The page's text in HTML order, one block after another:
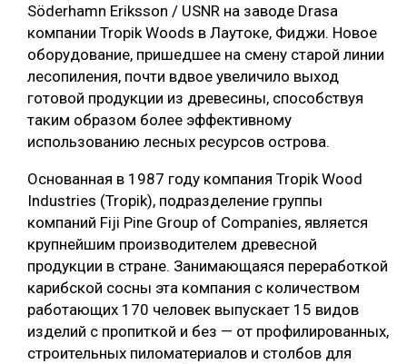
Söderhamn Eriksson / USNR на заводе Drasa
компании Tropik Woods в Лаутоке, Фиджи. Новое
оборудование, пришедшее на смену старой линии
лесопиления, почти вдвое увеличило выход
готовой продукции из древесины, способствуя
таким образом более эффективному
использованию лесных ресурсов острова.
Основанная в 1987 году компания Tropik Wood
Industries (Tropik), подразделение группы
компаний Fiji Pine Group of Companies, является
крупнейшим производителем древесной
продукции в стране. Занимающаяся переработкой
карибской сосны эта компания с количеством
работающих 170 человек выпускает 15 видов
изделий с пропиткой и без — от профилированных,
строительных пиломатериалов и столбов для